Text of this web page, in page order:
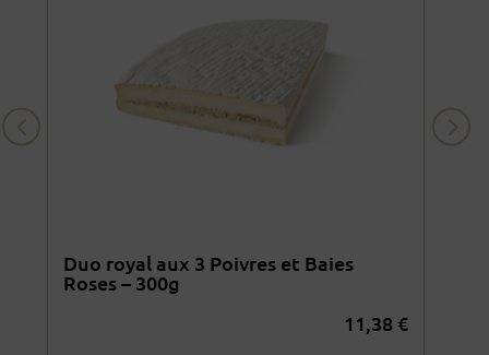
Duo royal aux 3 Poivres et Baies
Roses – 300g
11,38€